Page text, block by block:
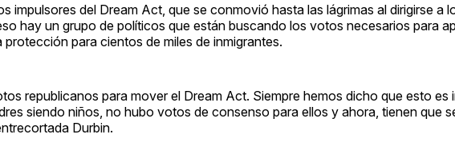
impulsores del Dream Act, que se conmovió hasta las lágrimas al dirigirse a
hay un grupo de políticos que están buscando los votos necesarios para
para cientos de miles de inmigrantes.
republicanos para mover el Dream Act. Siempre hemos dicho que esto es
siendo niños, no hubo votos de consenso para ellos y ahora, tienen que
Durbin.